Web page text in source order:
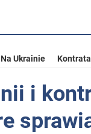
Ukrainie
i